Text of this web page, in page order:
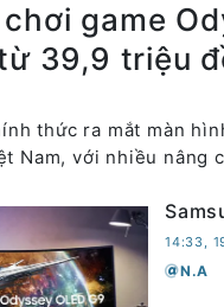
game
39,9 triệu
thức ra mắt màn
Nam, với nhiều nâng
14:33,
N.A